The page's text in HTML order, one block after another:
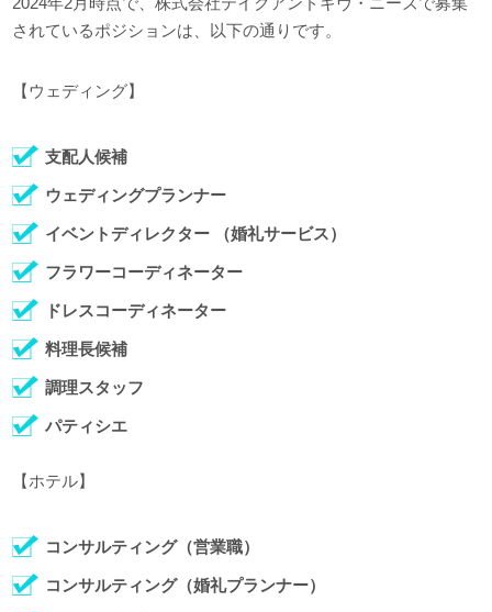
されているポジションは、以下の通りです。
【ウェディング】
支配人候補
ウェディングプランナー
イベントディレクター （婚礼サービス）
フラワーコーディネーター
ドレスコーディネーター
料理長候補
調理スタッフ
パティシエ
【ホテル】
コンサルティング（営業職）
コンサルティング（婚礼プランナー）